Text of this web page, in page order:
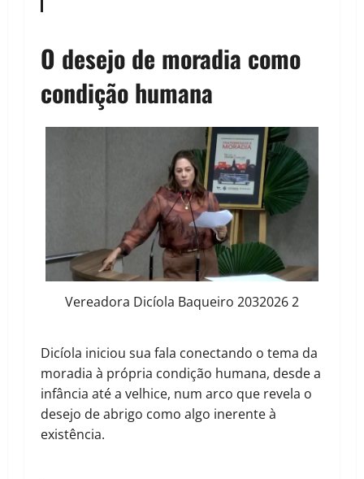
O desejo de moradia como
condição humana
Vereadora Dicíola Baqueiro 2032026 2
Dicíola iniciou sua fala conectando o tema da
moradia à própria condição humana, desde a
infância até a velhice, num arco que revela o
desejo de abrigo como algo inerente à
existência.